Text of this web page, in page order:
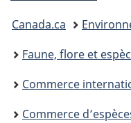
Vous
êtes
ici :
Canada.ca
Faune, flore et
Commerce
Commerce d’espèces protégées :